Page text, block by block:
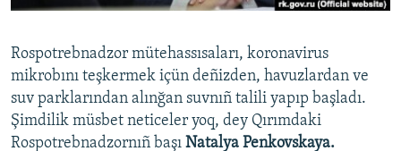
RFE/RS bütün saytları
Rospotrebnadzor mütehassısaları, koronavirus
mikrobını teşkermek içün deñizden, havuzlardan ve
suv parklarından alınğan suvnıñ talili yapıp başladı.
Şimdilik müsbet neticeler yoq, dey Qırımdaki
Rospotrebnadzornıñ başı Natalya Penkovskaya.